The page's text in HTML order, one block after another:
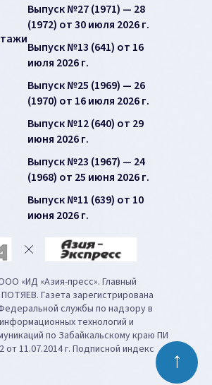
Выпуск №27 (1971) — 28
(1972) от 30 июля 2026 г.
Выпуск №13 (641) от 16
июля 2026 г.
Выпуск №25 (1969) — 26
(1970) от 16 июля 2026 г.
Выпуск №12 (640) от 29
июня 2026 г.
Выпуск №23 (1967) — 24
(1968) от 25 июня 2026 г.
Выпуск №11 (639) от 10
июня 2026 г.
«ИД «Азия-пресс». Главный
Газета зарегистрирована
службы по надзору в
технологий и
по Забайкальскому краю ПИ
от 11.07.2014 г. Подписной индекс
↑